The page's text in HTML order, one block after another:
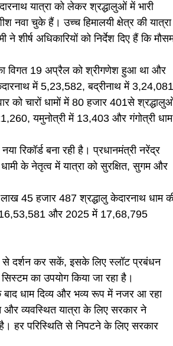
यात्रा को लेकर श्रद्धालुओं में भारी
नवा चुके हैं। उच्च हिमालयी क्षेत्र की यात्रा
अधिकारियों को निर्देश दिए हैं कि
विगत 19 अप्रैल को श्रीगणेश हुआ था और
में 5,23,582, बद्रीनाथ में
को चारों धामों में 80 हजार 401से
यमुनोत्री में 13,403 और गंगोत्री धाम
रिकॉर्ड बना रही है। प्रधानमंत्री नरेंद्र
के नेतृत्व में यात्रा को सुरक्षित, सुगम और
45 हजार 487 श्रद्धालु केदारनाथ धाम
और 2025 में 17,68,795
से दर्शन कर सकें, इसके लिए स्लॉट प्रबंधन
का उपयोग किया जा रहा है।
बाद धाम दिव्य और भव्य रूप में नजर आ रहा
और व्यवस्थित यात्रा के लिए सरकार ने
हर परिस्थिति से निपटने के लिए सरकार